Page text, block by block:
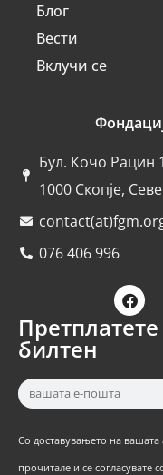
Блог
Вести
Вклучи се
Бул. Кочо Рацин
1000 Скопје,
076 406 996
билтен
Со доставувањето на вашата
прочитале и се согласувате